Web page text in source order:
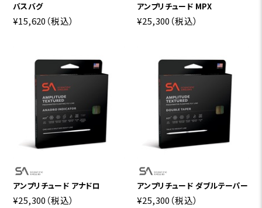
バスバグ
¥15,620 （税込）
アンプリチュード MPX
¥25,300 （税込）
アンプリチュード アナドロ
¥25,300 （税込）
アンプリチュード ダブルテーパー
¥25,300 （税込）